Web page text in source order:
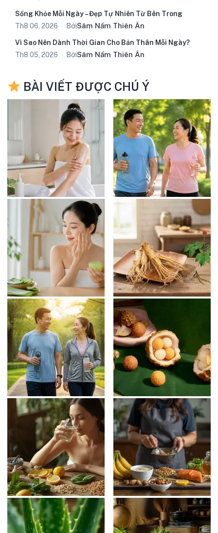
Sống Khỏe Mỗi Ngày – Đẹp Tự Nhiên Từ Bên Trong
Th8 06, 2026
BởiSâm Nấm Thiên Ân
Vì Sao Nên Dành Thời Gian Cho Bản Thân Mỗi Ngày?
Th8 05, 2026
BởiSâm Nấm Thiên Ân
BÀI VIẾT ĐƯỢC CHÚ Ý